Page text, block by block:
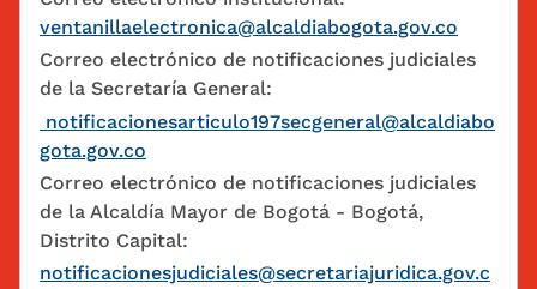
ventanillaelectronica@alcaldiabogota.gov.co
Correo electrónico de notificaciones judiciales
de la Secretaría General:
notificacionesarticulo197secgeneral@alcaldiabo
gota.gov.co
Correo electrónico de notificaciones judiciales
de la Alcaldía Mayor de Bogotá - Bogotá,
Distrito Capital:
notificacionesjudiciales@secretariajuridica.gov.c